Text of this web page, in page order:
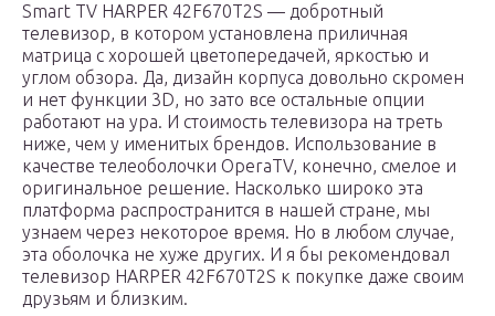
Smart TV HARPER 42F670T2S — добротный
телевизор, в котором установлена приличная
матрица с хорошей цветопередачей, яркостью и
углом обзора. Да, дизайн корпуса довольно скромен
и нет функции 3D, но зато все остальные опции
работают на ура. И стоимость телевизора на треть
ниже, чем у именитых брендов. Использование в
качестве телеоболочки OperaTV, конечно, смелое и
оригинальное решение. Насколько широко эта
платформа распространится в нашей стране, мы
узнаем через некоторое время. Но в любом случае,
эта оболочка не хуже других. И я бы рекомендовал
телевизор HARPER 42F670T2S к покупке даже своим
друзьям и близким.